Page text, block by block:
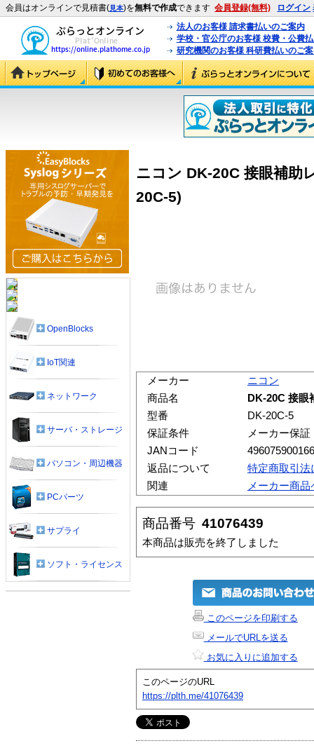
会員はオンラインで見積書(見本)を無料で作成できます 会員登録(無料) ログイン
法人のお客様 請求書払いのご案内
学校・官公庁のお客様 校費・公費
研究機関のお客様 科研費払いのご
ニコン DK-20C 接眼補助
20C-5)
メーカー
ニコン
商品名
DK-20C 接眼
型番
DK-20C-5
保証条件
メーカー保証
JANコード
返品について
特定商取引法
関連
メーカー商品
商品番号 41076439
本商品は販売を終了しました
このページを印刷する
メールでURLを送る
お気に入りに追加する
このページのURL
https://plth.me/41076439
OpenBlocks
IoT関連
ネットワーク
サーバ・ストレージ
パソコン・周辺機器
PCパーツ
サプライ
ソフト・ライセンス